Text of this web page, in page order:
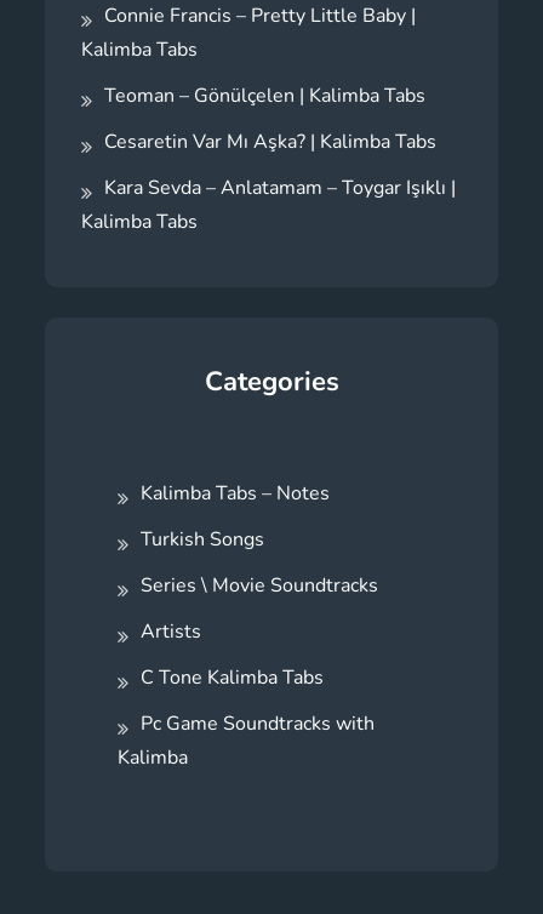
Connie Francis – Pretty Little Baby |
Kalimba Tabs
Teoman – Gönülçelen | Kalimba Tabs
Cesaretin Var Mı Aşka? | Kalimba Tabs
Kara Sevda – Anlatamam – Toygar Işıklı |
Kalimba Tabs
Categories
Kalimba Tabs – Notes
Turkish Songs
Series \ Movie Soundtracks
Artists
C Tone Kalimba Tabs
Pc Game Soundtracks with
Kalimba